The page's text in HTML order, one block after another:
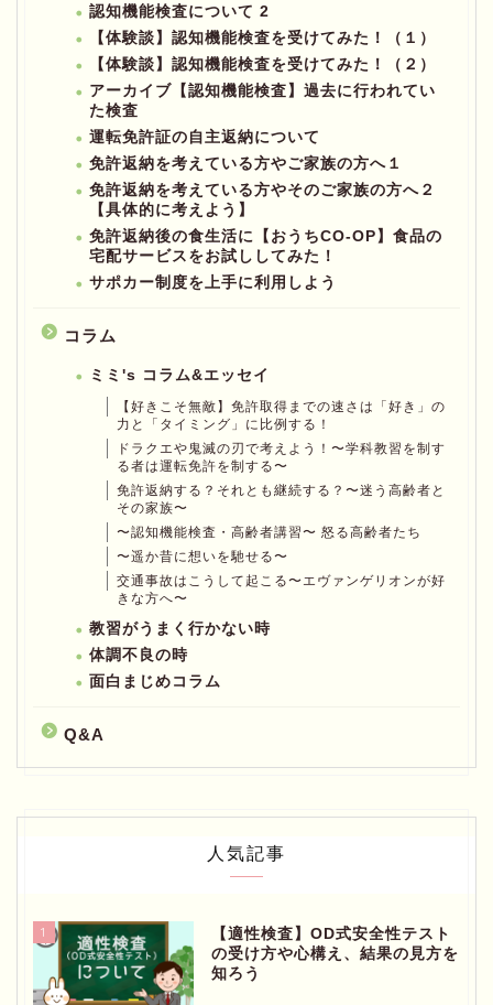
認知機能検査について 2
【体験談】認知機能検査を受けてみた！（１）
【体験談】認知機能検査を受けてみた！（２）
アーカイブ【認知機能検査】過去に行われてい
た検査
運転免許証の自主返納について
免許返納を考えている方やご家族の方へ１
免許返納を考えている方やそのご家族の方へ２
【具体的に考えよう】
免許返納後の食生活に【おうちCO-OP】食品の
宅配サービスをお試ししてみた！
サポカー制度を上手に利用しよう
コラム
ミミ's コラム&エッセイ
【好きこそ無敵】免許取得までの速さは「好き」の
力と「タイミング」に比例する！
ドラクエや鬼滅の刃で考えよう！〜学科教習を制す
る者は運転免許を制する〜
免許返納する？それとも継続する？〜迷う高齢者と
その家族〜
〜認知機能検査・高齢者講習〜 怒る高齢者たち
〜遥か昔に想いを馳せる〜
交通事故はこうして起こる〜エヴァンゲリオンが好
きな方へ〜
教習がうまく行かない時
体調不良の時
面白まじめコラム
Q&A
人気記事
1
【適性検査】OD式安全性テスト
の受け方や心構え、結果の見方を
知ろう